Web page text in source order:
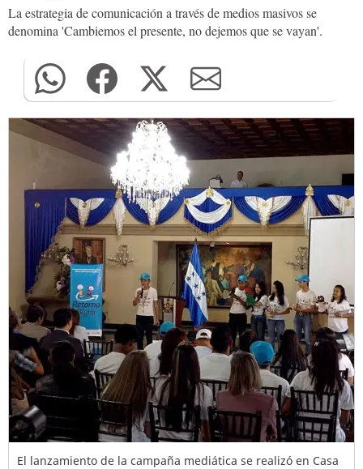
La estrategia de comunicación a través de medios masivos se
denomina 'Cambiemos el presente, no dejemos que se vayan'.
El lanzamiento de la campaña mediática se realizó en Casa